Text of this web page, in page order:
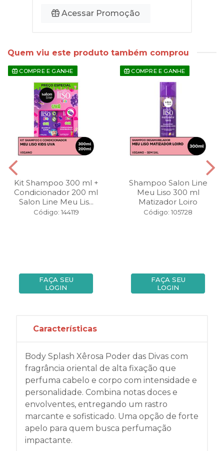
Acessar Promoção
Quem viu este produto também comprou
COMPRE E GANHE
Kit Shampoo 300 ml +
Condicionador 200 ml
Salon Line Meu Lis...
Código: 144119
FAÇA SEU
LOGIN
COMPRE E GANHE
Shampoo Salon Line
Meu Liso 300 ml
Matizador Loiro
Código: 105728
FAÇA SEU
LOGIN
Características
Body Splash Xêrosa Poder das Divas com
fragrância oriental de alta fixação que
perfuma cabelo e corpo com intensidade e
personalidade. Combina notas doces e
envolventes, entregando um rastro
marcante e sofisticado. Uma opção de forte
apelo para quem busca perfumação
impactante.